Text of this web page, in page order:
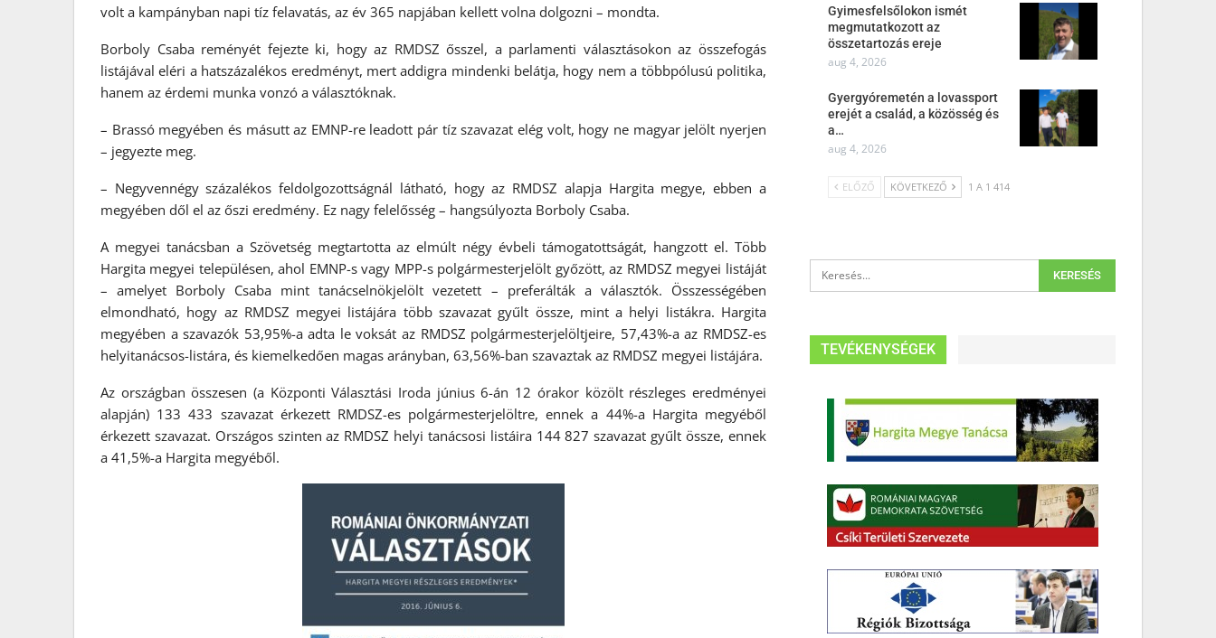
volt a kampányban napi tíz felavatás, az év 365 napjában kellett volna dolgozni – mondta.
Borboly Csaba reményét fejezte ki, hogy az RMDSZ ősszel, a parlamenti választásokon az összefogás
listájával eléri a hatszázalékos eredményt, mert addigra mindenki belátja, hogy nem a többpólusú politika,
hanem az érdemi munka vonzó a választóknak.
– Brassó megyében és másutt az EMNP-re leadott pár tíz szavazat elég volt, hogy ne magyar jelölt nyerjen
– jegyezte meg.
– Negyvennégy százalékos feldolgozottságnál látható, hogy az RMDSZ alapja Hargita megye, ebben a
megyében dől el az őszi eredmény. Ez nagy felelősség – hangsúlyozta Borboly Csaba.
A megyei tanácsban a Szövetség megtartotta az elmúlt négy évbeli támogatottságát, hangzott el. Több
Hargita megyei településen, ahol EMNP-s vagy MPP-s polgármesterjelölt győzött, az RMDSZ megyei listáját
– amelyet Borboly Csaba mint tanácselnökjelölt vezetett – preferálták a választók. Összességében
elmondható, hogy az RMDSZ megyei listájára több szavazat gyűlt össze, mint a helyi listákra. Hargita
megyében a szavazók 53,95%-a adta le voksát az RMDSZ polgármesterjelöltjeire, 57,43%-a az RMDSZ-es
helyitanácsos-listára, és kiemelkedően magas arányban, 63,56%-ban szavaztak az RMDSZ megyei listájára.
Az országban összesen (a Központi Választási Iroda június 6-án 12 órakor közölt részleges eredményei
alapján) 133 433 szavazat érkezett RMDSZ-es polgármesterjelöltre, ennek a 44%-a Hargita megyéből
érkezett szavazat. Országos szinten az RMDSZ helyi tanácsosi listáira 144 827 szavazat gyűlt össze, ennek
a 41,5%-a Hargita megyéből.
Gyimesfelsőlokon ismét
megmutatkozott az
összetartozás ereje
aug 4, 2026
Gyergyóremetén a lovassport
erejét a család, a közösség és
a…
aug 4, 2026
ELŐZŐ KÖVETKEZŐ 1 A 1 414
TEVÉKENYSÉGEK